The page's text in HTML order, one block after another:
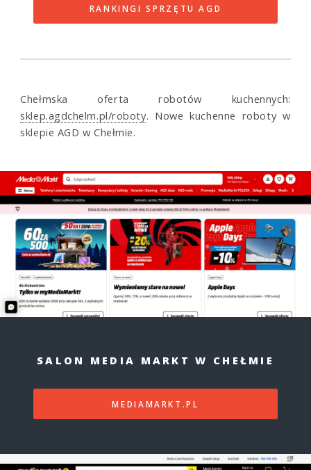
RANKINGI SPRZĘTU AGD
Chełmska oferta robotów kuchennych:
sklep.agdchelm.pl/roboty. Nowe kuchenne roboty w
sklepie AGD w Chełmie.
SALON MEDIA MARKT W CHEŁMIE
MEDIAMARKT.PL